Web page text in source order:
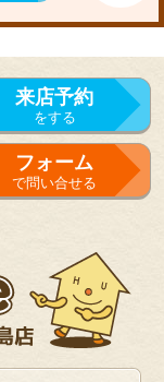
来店予約
をする
フォーム
で問い合せる